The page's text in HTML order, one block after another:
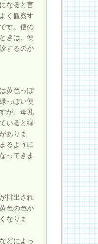
なると言
く観察す
す。便の
きは、便
するのが
黄色っぽ
っぽい便
が、母乳
いると緑
ありま
るように
ってきま
排出され
色の色が
なりま
どによっ